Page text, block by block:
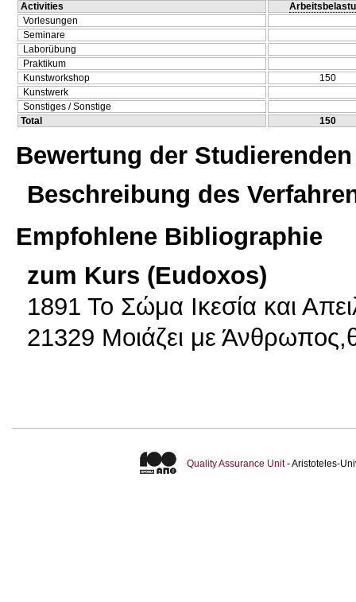
Activities
Vorlesungen
Seminare
Laborübung
Praktikum
Kunstworkshop
150
Kunstwerk
Sonstiges / Sonstige
Total
150
Bewertung der Studierenden
Beschreibung des
Empfohlene Bibliographie
zum Kurs (Eudoxos)
1891 Το Σώμα Ικεσία και
21329 Μοιάζει με
Quality Assurance Unit- Aristoteles-